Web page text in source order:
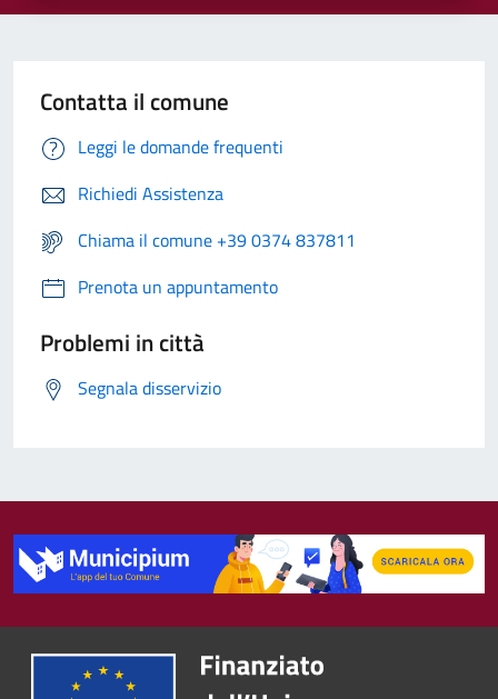
Contatta il comune
Leggi le domande frequenti
Richiedi Assistenza
Chiama il comune +39 0374 837811
Prenota un appuntamento
Problemi in città
Segnala disservizio